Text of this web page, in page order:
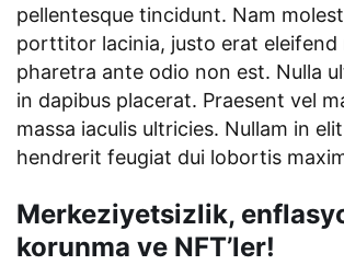
pellentesque tincidunt. Nam
porttitor lacinia, justo erat eleifend
pharetra ante odio non est. Nulla
in dapibus placerat. Praesent vel
massa iaculis ultricies. Nullam in
hendrerit feugiat dui lobortis
Merkeziyetsizlik,
korunma ve NFT’ler!